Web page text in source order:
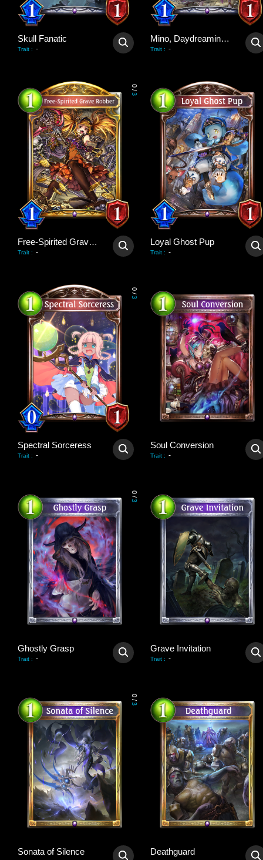
Skull Fanatic
Trait : -
Mino, Daydreaming Reaper
Trait : -
0
/
3
Free-Spirited Grave Robber
Trait : -
Loyal Ghost Pup
Trait : -
0
/
3
Spectral Sorceress
Trait : -
Soul Conversion
Trait : -
0
/
3
Ghostly Grasp
Trait : -
Grave Invitation
Trait : -
0
/
3
Sonata of Silence Deathguard